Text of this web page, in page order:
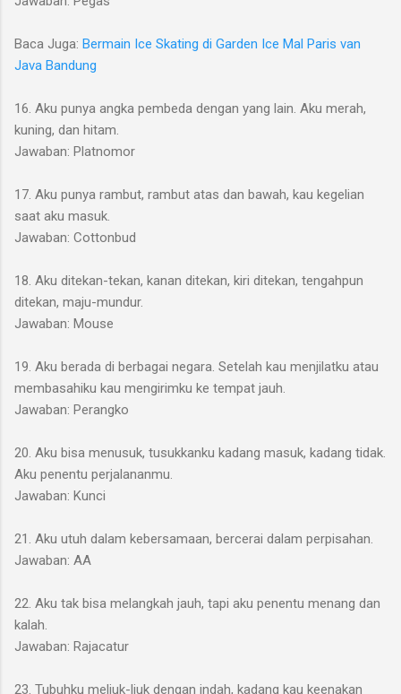
Baca Juga: Bermain Ice Skating di Garden Ice Mal Paris van
Java Bandung
16. Aku punya angka pembeda dengan yang lain. Aku merah,
kuning, dan hitam.
Jawaban: Platnomor
17. Aku punya rambut, rambut atas dan bawah, kau kegelian
saat aku masuk.
Jawaban: Cottonbud
18. Aku ditekan-tekan, kanan ditekan, kiri ditekan, tengahpun
ditekan, maju-mundur.
Jawaban: Mouse
19. Aku berada di berbagai negara. Setelah kau menjilatku atau
membasahiku kau mengirimku ke tempat jauh.
Jawaban: Perangko
20. Aku bisa menusuk, tusukkanku kadang masuk, kadang tidak.
Aku penentu perjalananmu.
Jawaban: Kunci
21. Aku utuh dalam kebersamaan, bercerai dalam perpisahan.
Jawaban: AA
22. Aku tak bisa melangkah jauh, tapi aku penentu menang dan
kalah.
Jawaban: Rajacatur
23. Tubuhku meliuk-liuk dengan indah, kadang kau keenakan